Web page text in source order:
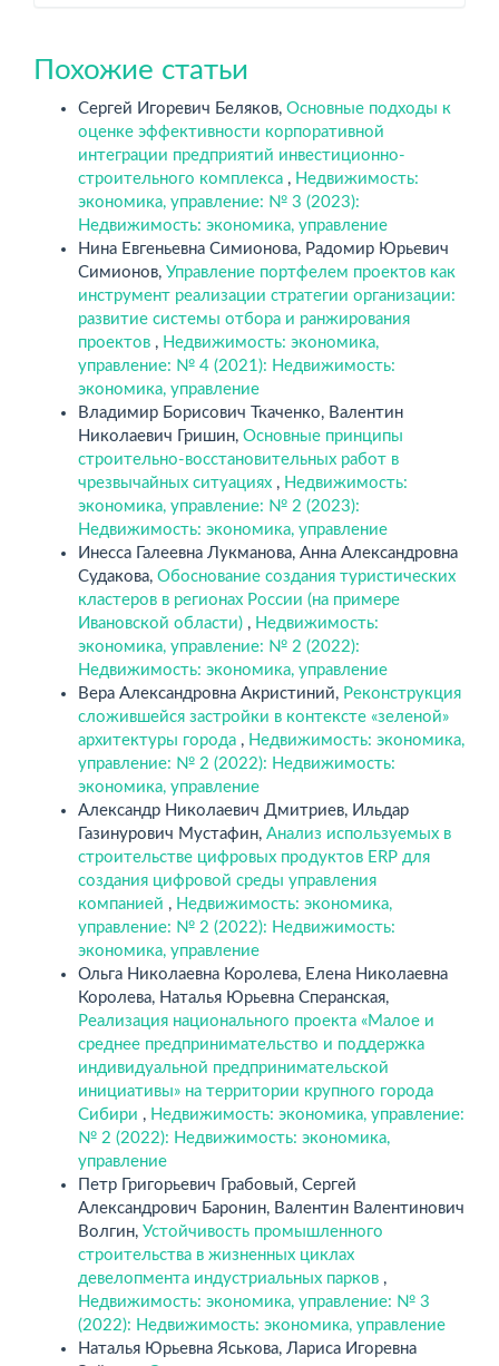
Похожие статьи
Сергей Игоревич Беляков, Основные подходы к
оценке эффективности корпоративной
интеграции предприятий инвестиционно-
строительного комплекса , Недвижимость:
экономика, управление: № 3 (2023):
Недвижимость: экономика, управление
Нина Евгеньевна Симионова, Радомир Юрьевич
Симионов, Управление портфелем проектов как
инструмент реализации стратегии организации:
развитие системы отбора и ранжирования
проектов , Недвижимость: экономика,
управление: № 4 (2021): Недвижимость:
экономика, управление
Владимир Борисович Ткаченко, Валентин
Николаевич Гришин, Основные принципы
строительно-восстановительных работ в
чрезвычайных ситуациях , Недвижимость:
экономика, управление: № 2 (2023):
Недвижимость: экономика, управление
Инесса Галеевна Лукманова, Анна Александровна
Судакова, Обоснование создания туристических
кластеров в регионах России (на примере
Ивановской области) , Недвижимость:
экономика, управление: № 2 (2022):
Недвижимость: экономика, управление
Вера Александровна Акристиний, Реконструкция
сложившейся застройки в контексте «зеленой»
архитектуры города , Недвижимость: экономика,
управление: № 2 (2022): Недвижимость:
экономика, управление
Александр Николаевич Дмитриев, Ильдар
Газинурович Мустафин, Анализ используемых в
строительстве цифровых продуктов ERP для
создания цифровой среды управления
компанией , Недвижимость: экономика,
управление: № 2 (2022): Недвижимость:
экономика, управление
Ольга Николаевна Королева, Елена Николаевна
Королева, Наталья Юрьевна Сперанская,
Реализация национального проекта «Малое и
среднее предпринимательство и поддержка
индивидуальной предпринимательской
инициативы» на территории крупного города
Сибири , Недвижимость: экономика, управление:
№ 2 (2022): Недвижимость: экономика,
управление
Петр Григорьевич Грабовый, Сергей
Александрович Баронин, Валентин Валентинович
Волгин, Устойчивость промышленного
строительства в жизненных циклах
девелопмента индустриальных парков ,
Недвижимость: экономика, управление: № 3
(2022): Недвижимость: экономика, управление
Наталья Юрьевна Яськова, Лариса Игоревна